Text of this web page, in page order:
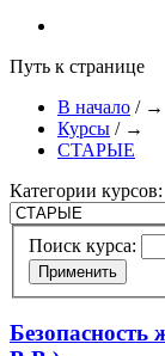
Путь к странице
В начало / →
Курсы / →
СТАРЫЕ
Категории курсов:
Поиск курса:
Безопасность